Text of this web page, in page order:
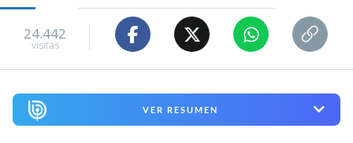
24.442
visitas
VER RESUMEN